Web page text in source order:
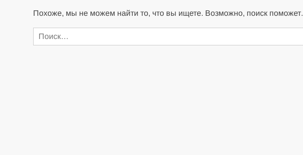
Похоже, мы не можем найти то, что вы ищете. Возможно, поиск поможет.